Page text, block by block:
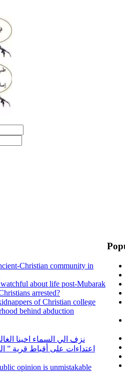
Christian community in
about life post-Mubarak
arrested?
of Christian college
behind abduction
نزف الي السماء اخينا
اعتداءات على أقباط قرية
opinion is unmistakable